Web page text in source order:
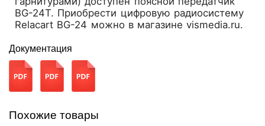
BG-24T. Приобрести цифровую радиосистему
Relacart BG-24 можно в магазине vismedia.ru.
Документация
Похожие товары